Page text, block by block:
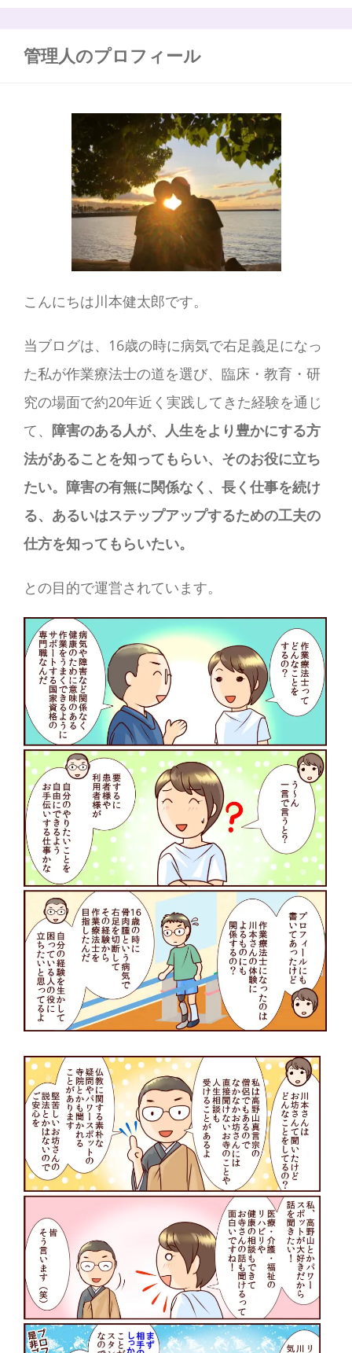
管理人のプロフィール
こんにちは川本健太郎です。
当ブログは、16歳の時に病気で右足義足になっ
た私が作業療法士の道を選び、臨床・教育・研
究の場面で約20年近く実践してきた経験を通じ
て、 障害のある人が、人生をより豊かにする方
法があることを知ってもらい、そのお役に立ち
たい。障害の有無に関係なく、長く仕事を続け
る、あるいはステップアップするための工夫の
仕方を知ってもらいたい。
との目的で運営されています。